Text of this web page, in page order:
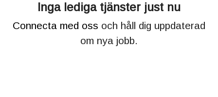
Inga lediga tjänster just nu
Connecta med oss och håll dig uppdaterad
om nya jobb.